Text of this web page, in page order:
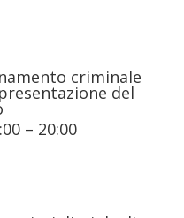
criminale
del
– 20:00